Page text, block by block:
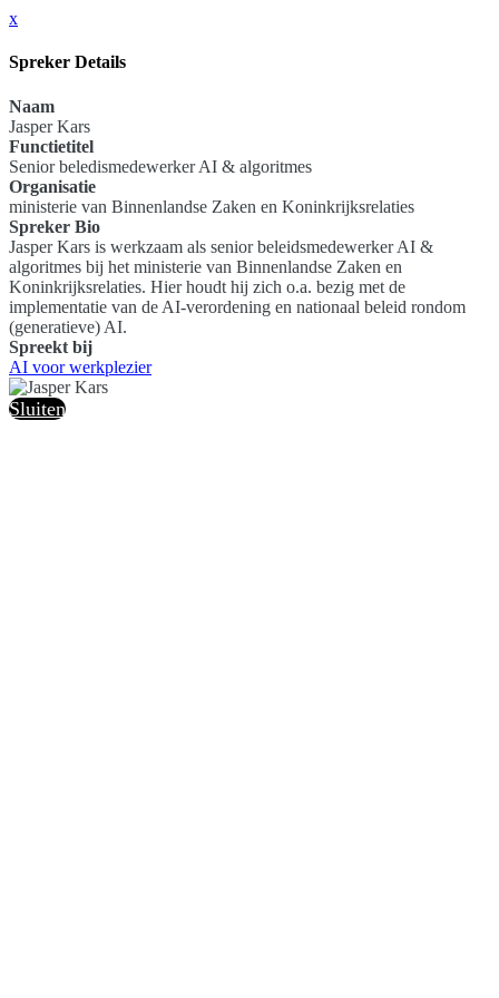
x
Spreker Details
Naam
Jasper Kars
Functietitel
Senior beledismedewerker AI & algoritmes
Organisatie
ministerie van Binnenlandse Zaken en Koninkrijksrelaties
Spreker Bio
Jasper Kars is werkzaam als senior beleidsmedewerker AI &
algoritmes bij het ministerie van Binnenlandse Zaken en
Koninkrijksrelaties. Hier houdt hij zich o.a. bezig met de
implementatie van de AI-verordening en nationaal beleid rondom
(generatieve) AI.
Spreekt bij
AI voor werkplezier
Sluiten